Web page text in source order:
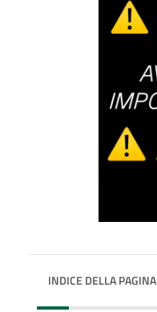
INDICE DELLA PAGINA